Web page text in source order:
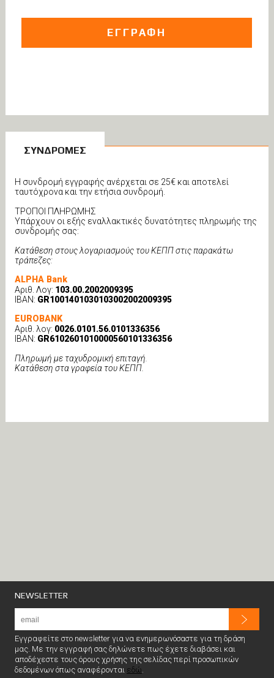
ΣΥΝΔΡΟΜΕΣ
Η συνδρομή εγγραφής ανέρχεται σε 25€ και αποτελεί
ταυτόχρονα και την ετήσια συνδρομή.
ΤΡΟΠΟΙ ΠΛΗΡΩΜΗΣ
Υπάρχουν οι εξής εναλλακτικές δυνατότητες πληρωμής της
συνδρομής σας:
Κατάθεση στους λογαριασμούς του ΚΕΠΠ στις παρακάτω
τράπεζες:
ALPHA Bank
Αριθ. Λογ: 103.00.2002009395
ΙΒΑΝ: GR1001401030103002002009395
EUROBANK
Αριθ. λογ: 0026.0101.56.0101336356
IBAN: GR6102601010000560101336356
Πληρωμή με ταχυδρομική επιταγή.
Κατάθεση στα γραφεία του ΚΕΠΠ.
NEWSLETTER
Εγγραφείτε στο newsletter για να ενημερωνόσαστε για τη δράση
μας. Με την εγγραφή σας δηλώνετε πως έχετε διαβάσει και
αποδέχεστε τους όρους χρήσης της σελίδας περί προσωπικών
δεδομένων όπως αναφέρονται εδώ.